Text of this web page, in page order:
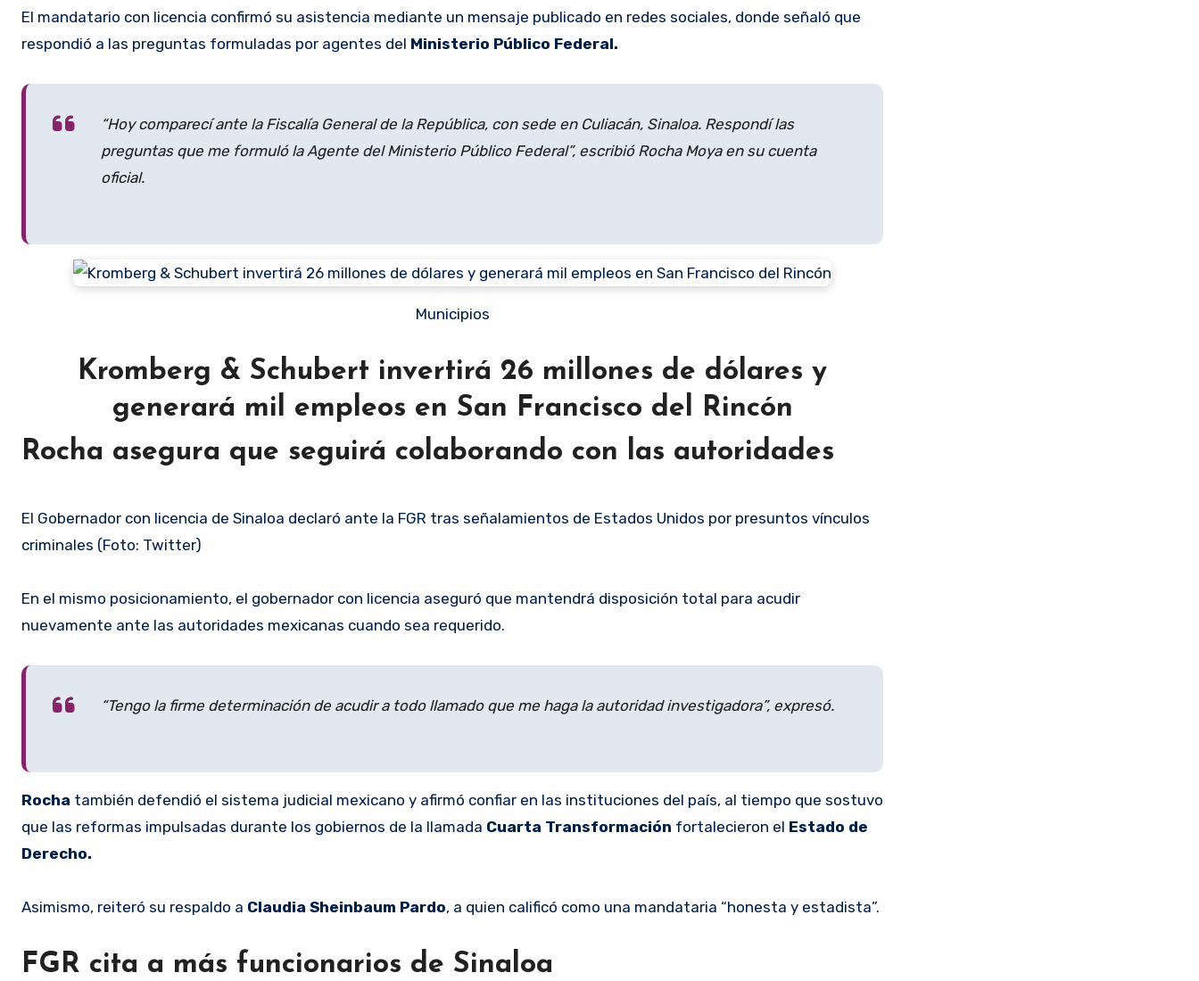
El mandatario con licencia confirmó su asistencia mediante un mensaje publicado en redes sociales, donde señaló que
respondió a las preguntas formuladas por agentes del Ministerio Público Federal.
“Hoy comparecí ante la Fiscalía General de la República, con sede en Culiacán, Sinaloa. Respondí las
preguntas que me formuló la Agente del Ministerio Público Federal”, escribió Rocha Moya en su cuenta
oficial.
Municipios
Kromberg & Schubert invertirá 26 millones de dólares y
generará mil empleos en San Francisco del Rincón
Rocha asegura que seguirá colaborando con las autoridades
El Gobernador con licencia de Sinaloa declaró ante la FGR tras señalamientos de Estados Unidos por presuntos vínculos
criminales (Foto: Twitter)
En el mismo posicionamiento, el gobernador con licencia aseguró que mantendrá disposición total para acudir
nuevamente ante las autoridades mexicanas cuando sea requerido.
“Tengo la firme determinación de acudir a todo llamado que me haga la autoridad investigadora”, expresó.
Rocha también defendió el sistema judicial mexicano y afirmó confiar en las instituciones del país, al tiempo que sostuvo
que las reformas impulsadas durante los gobiernos de la llamada Cuarta Transformación fortalecieron el Estado de
Derecho.
Asimismo, reiteró su respaldo a Claudia Sheinbaum Pardo, a quien calificó como una mandataria “honesta y estadista”.
FGR cita a más funcionarios de Sinaloa